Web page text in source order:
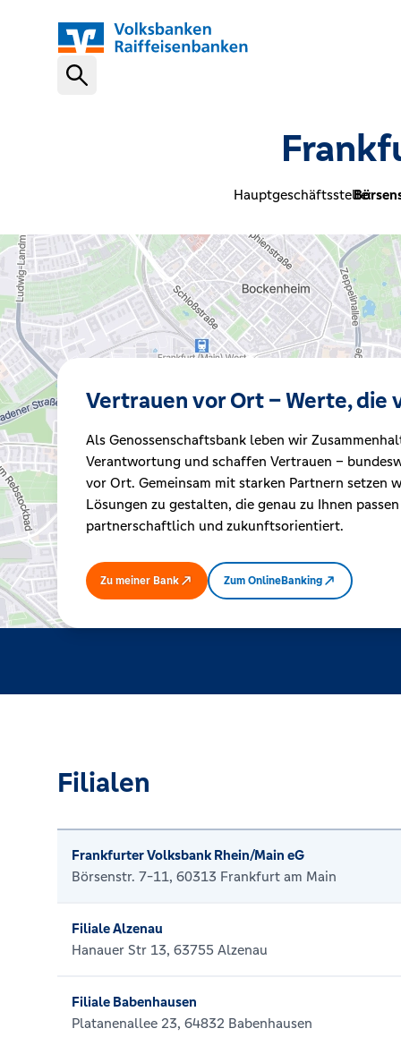
VR Banking App
Kreditrechner
Immobilien
Hauptgeschäftsstelle:
Vertrauen vor Ort – Werte, die
Als Genossenschaftsbank leben wir
Verantwortung und schaffen Vertrauen –
vor Ort. Gemeinsam mit starken Partnern setzen
Lösungen zu gestalten, die genau zu Ihnen
partnerschaftlich und zukunftsorientiert.
Zu meiner Bank Zum OnlineBanking
Filialen
Frankfurter Volksbank Rhein/Main eG
Börsenstr. 7-11, 60313 Frankfurt am Main
Filiale Alzenau
Hanauer Str 13, 63755 Alzenau
Filiale Babenhausen
Platanenallee 23, 64832 Babenhausen